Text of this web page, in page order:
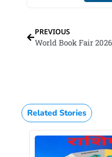
PREVIOUS
Related Stories